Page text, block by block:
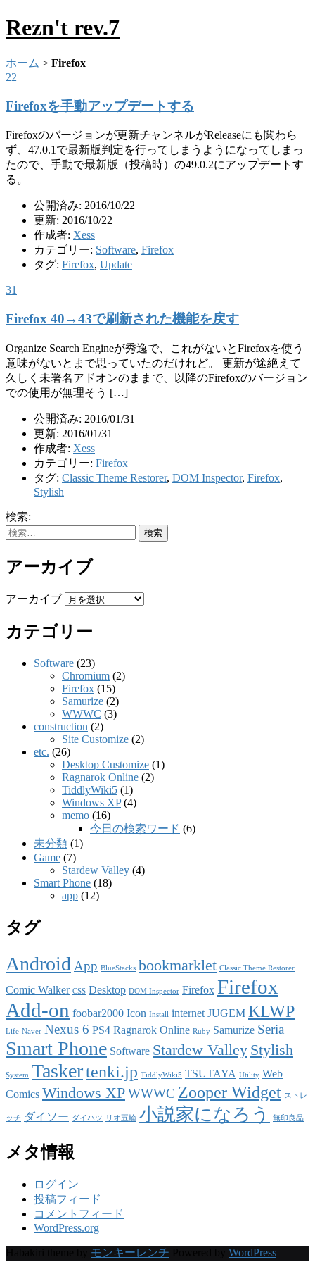
Rezn't rev.7
ホーム > Firefox
22
Firefoxを手動アップデートする
Firefoxのバージョンが更新チャンネルがReleaseにも関わら
ず、47.0.1で最新版判定を行ってしまうようになってしまっ
たので、手動で最新版（投稿時）の49.0.2にアップデートす
る。
公開済み: 2016/10/22
更新: 2016/10/22
作成者: Xess
カテゴリー: Software, Firefox
タグ: Firefox, Update
31
Firefox 40→43で刷新された機能を戻す
Organize Search Engineが秀逸で、これがないとFirefoxを使う
意味がないとまで思っていたのだけれど。 更新が途絶えて
久しく未署名アドオンのままで、以降のFirefoxのバージョン
での使用が無理そう […]
公開済み: 2016/01/31
更新: 2016/01/31
作成者: Xess
カテゴリー: Firefox
タグ: Classic Theme Restorer, DOM Inspector, Firefox,
Stylish
検索:
アーカイブ
アーカイブ
カテゴリー
Software (23)
Chromium (2)
Firefox (15)
Samurize (2)
WWWC (3)
construction (2)
Site Customize (2)
etc. (26)
Desktop Customize (1)
Ragnarok Online (2)
TiddlyWiki5 (1)
Windows XP(4)
memo (16)
今日の検索ワード (6)
未分類 (1)
Game (7)
Stardew Valley (4)
Smart Phone (18)
app (12)
タグ
Android App BlueStacks bookmarklet Classic Theme Restorer
Comic Walker CSS Desktop DOM Inspector Firefox Firefox
Add-on foobar2000 Icon Install internet JUGEM KLWP
Life Naver Nexus 6 PS4 Ragnarok Online Ruby Samurize Seria
Smart Phone Software Stardew Valley Stylish
System Taskertenki.jp TiddlyWiki5 TSUTAYA Utility Web
Comics Windows XPWWWC Zooper Widget ストレ
ッチ ダイソー ダイハツ リオ五輪 小説家になろう 無印良品
メタ情報
ログイン
投稿フィード
コメントフィード
WordPress.org
モンキーレンチ WordPress